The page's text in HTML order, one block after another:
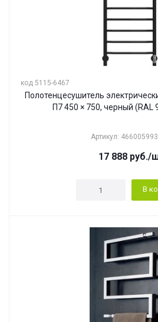
код 5115-6467
Полотенцесушитель
П7 450 × 750, черный (RAL
Артикул:
17 888руб./
В